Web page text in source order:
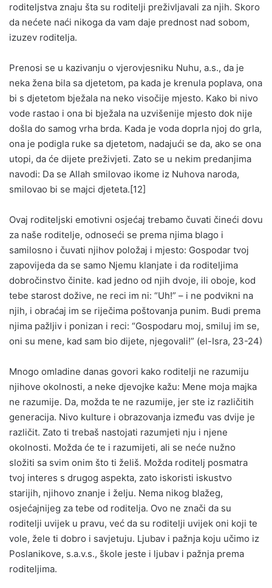
roditeljstva znaju šta su roditelji preživljavali za njih. Skoro
da nećete naći nikoga da vam daje prednost nad sobom,
izuzev roditelja.
Prenosi se u kazivanju o vjerovjesniku Nuhu, a.s., da je
neka žena bila sa djetetom, pa kada je krenula poplava, ona
bi s djetetom bježala na neko visočije mjesto. Kako bi nivo
vode rastao i ona bi bježala na uzvišenije mjesto dok nije
došla do samog vrha brda. Kada je voda doprla njoj do grla,
ona je podigla ruke sa djetetom, nadajući se da, ako se ona
utopi, da će dijete preživjeti. Zato se u nekim predanjima
navodi: Da se Allah smilovao ikome iz Nuhova naroda,
smilovao bi se majci djeteta.[12]
Ovaj roditeljski emotivni osjećaj trebamo čuvati čineći dovu
za naše roditelje, odnoseći se prema njima blago i
samilosno i čuvati njihov položaj i mjesto: Gospodar tvoj
zapovijeda da se samo Njemu klanjate i da roditeljima
dobročinstvo činite. kad jedno od njih dvoje, ili oboje, kod
tebe starost dožive, ne reci im ni: “Uh!” – i ne podvikni na
njih, i obraćaj im se riječima poštovanja punim. Budi prema
njima pažljiv i ponizan i reci: “Gospodaru moj, smiluj im se,
oni su mene, kad sam bio dijete, njegovali!” (el-Isra, 23-24)
Mnogo omladine danas govori kako roditelji ne razumiju
njihove okolnosti, a neke djevojke kažu: Mene moja majka
ne razumije. Da, možda te ne razumije, jer ste iz različitih
generacija. Nivo kulture i obrazovanja između vas dvije je
različit. Zato ti trebaš nastojati razumjeti nju i njene
okolnosti. Možda će te i razumijeti, ali se neće nužno
složiti sa svim onim što ti želiš. Možda roditelj posmatra
tvoj interes s drugog aspekta, zato iskoristi iskustvo
starijih, njihovo znanje i želju. Nema nikog blažeg,
osjećajnijeg za tebe od roditelja. Ovo ne znači da su
roditelji uvijek u pravu, već da su roditelji uvijek oni koji te
vole, žele ti dobro i savjetuju. Ljubav i pažnja koju učimo iz
Poslanikove, s.a.v.s., škole jeste i ljubav i pažnja prema
roditeljima.